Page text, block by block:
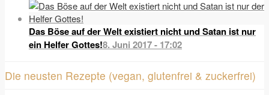
Das Böse auf der Welt existiert nicht und Satan ist nur
ein Helfer Gottes!8. Juni 2017 - 17:02
Die neusten Rezepte (vegan, glutenfrei & zuckerfrei)